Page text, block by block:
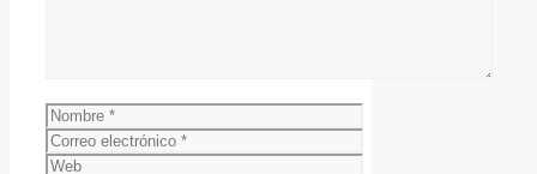
Nombre
Correo
electrónico
Web